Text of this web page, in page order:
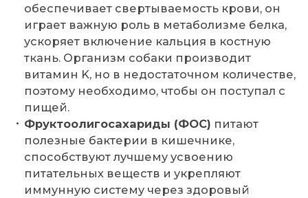
обеспечивает свертываемость крови, он
играет важную роль в метаболизме белка,
ускоряет включение кальция в костную
ткань. Организм собаки производит
витамин K, но в недостаточном количестве,
поэтому необходимо, чтобы он поступал с
пищей.
Фруктоолигосахариды (ФОС) питают
полезные бактерии в кишечнике,
способствуют лучшему усвоению
питательных веществ и укрепляют
иммунную систему через здоровый